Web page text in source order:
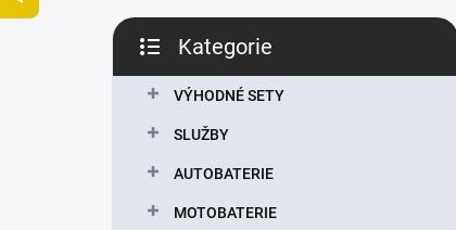
P
s
kategorie
Kategorie
VÝHODNÉ SETY
SLUŽBY
AUTOBATERIE
MOTOBATERIE